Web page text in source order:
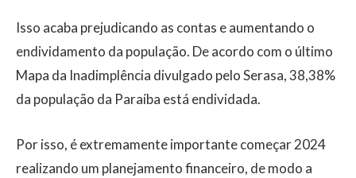
Isso acaba prejudicando as contas e aumentando o
endividamento da população. De acordo com o último
Mapa da Inadimplência divulgado pelo Serasa, 38,38%
da população da Paraíba está endividada.
Por isso, é extremamente importante começar 2024
realizando um planejamento financeiro, de modo a